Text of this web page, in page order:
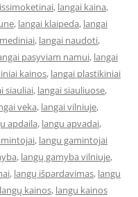
, langai kaina,
, langai klaipeda, langai
, langai naudoti,
pasyviam namui, langai
kainos, langai plastikiniai
siauliai, langai siauliuose,
veka, langai vilniuje,
apdaila, langu apvadai,
, langu gamintojai
, langų gamyba vilniuje,
, langų išpardavimas, langu
langų kainos, langu kainos